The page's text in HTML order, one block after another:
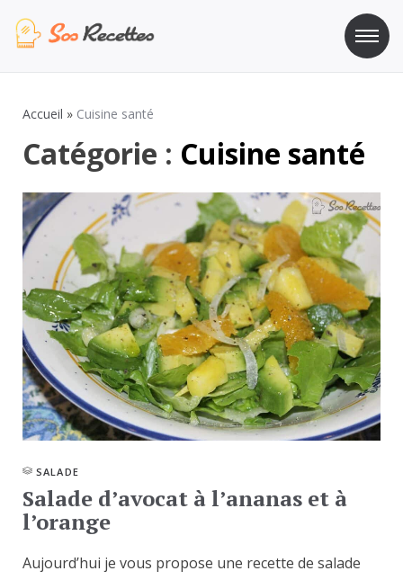
au
Accueil » Cuisine santé
Catégorie : Cuisine santé
SALADE
Salade d’avocat à l’ananas et à
l’orange
Aujourd’hui je vous propose une recette de salade